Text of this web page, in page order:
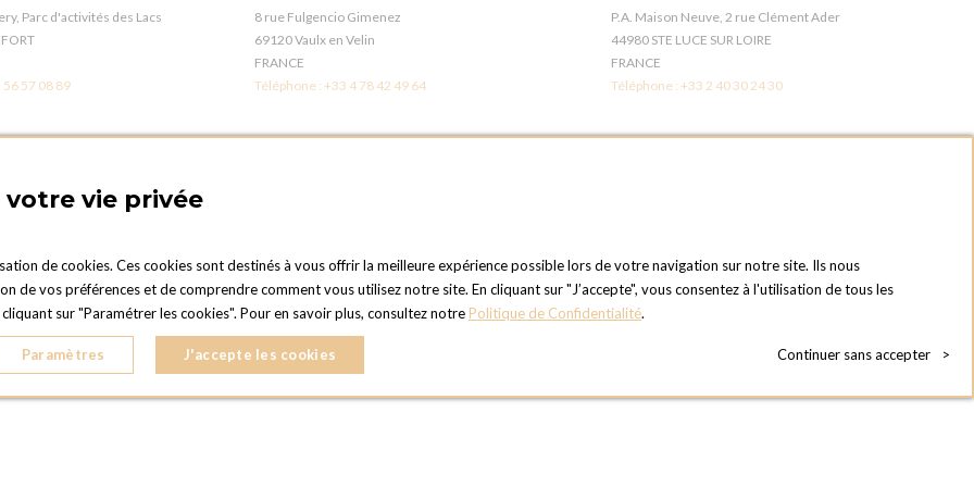
Parc d'activités des Lacs
56 57 08 89
8 rue Fulgencio Gimenez
69120 Vaulx en Velin
FRANCE
Téléphone : +33 4 78 42 49 64
P.A. Maison Neuve, 2 rue Clément Ader
44980 STE LUCE SUR LOIRE
FRANCE
Téléphone : +33 2 40 30 24 30
Val
du-Rouvray
OPTIONS TOULOUSE
6 rue Gaye Marie, ZAC de Saint-Martin du Touch
31300 Toulouse
FRANCE
OPTIONS MC
Eden Tower - 25 Boulevard de Belgique
vie privée
de cookies. Ces cookies sont destinés à vous offrir la meilleure expérience possible lors de votre navigation sur notre site. Ils nous
vos préférences et de comprendre comment vous utilisez notre site. En cliquant sur "J’accepte", vous consentez à l'utilisation de tous les
sur "Paramétrer les cookies". Pour en savoir plus, consultez notre Politique de Confidentialité.
Paramètres J'accepte les cookies Continuer sans accepter >